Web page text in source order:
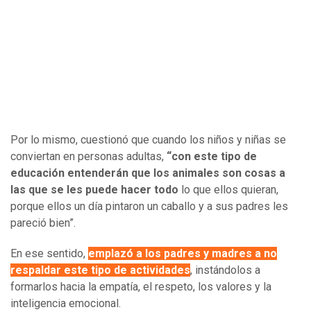
Por lo mismo, cuestionó que cuando los niños y niñas se
conviertan en personas adultas, “con este tipo de
educación entenderán que los animales son cosas a
las que se les puede hacer todo lo que ellos quieran,
porque ellos un día pintaron un caballo y a sus padres les
pareció bien”.
En ese sentido, emplazó a los padres y madres a no
respaldar este tipo de actividades, instándolos a
formarlos hacia la empatía, el respeto, los valores y la
inteligencia emocional.